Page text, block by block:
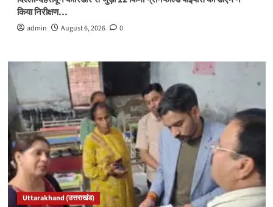
किया निरीक्षण…
admin August 6, 2026 0
Uttarakhand (उत्तराखंड)